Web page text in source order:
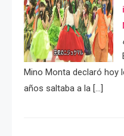
Mino Monta declaró hoy
años saltaba a la […]